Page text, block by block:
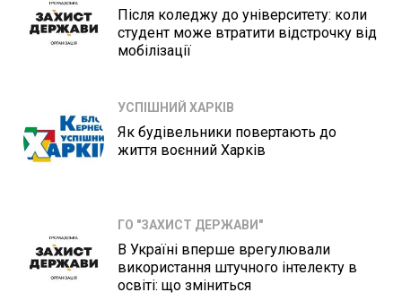
Після коледжу до університету: коли
студент може втратити відстрочку від
мобілізації
УСПІШНИЙ ХАРКІВ
Як будівельники повертають до
життя воєнний Харків
ГО "ЗАХИСТ ДЕРЖАВИ"
В Україні вперше врегулювали
використання штучного інтелекту в
освіті: що зміниться